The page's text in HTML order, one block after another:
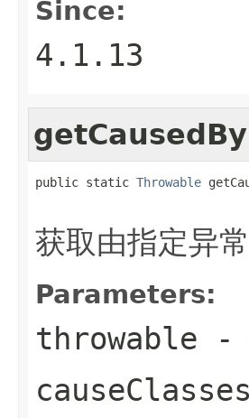
Since:
4.1.13
getCausedBy
public static Throwable
获取由指定异
Parameters:
throwable -
causeClasses